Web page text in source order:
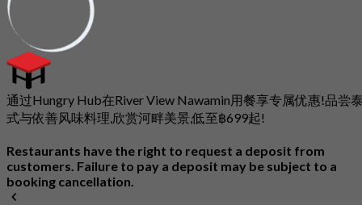
通过Hungry Hub在River View Nawamin用餐享专属优惠!品尝
式与依善风味料理,欣赏河畔美景,低至฿699起!
Restaurants have the right to request a deposit from
customers. Failure to pay a deposit may be subject to a
booking cancellation.